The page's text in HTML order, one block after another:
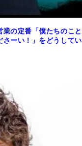
の定番「僕たちのこと
さーい！」をどうしてい